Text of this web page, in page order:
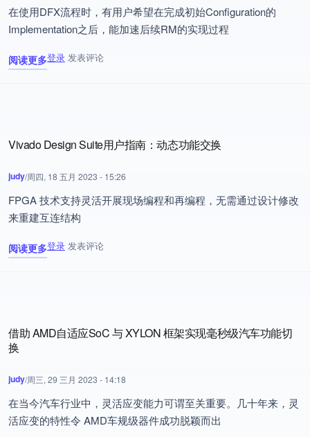
在使用DFX流程时，有用户希望在完成初始Configuration的
Implementation之后，能加速后续RM的实现过程
阅读更多
关于 如何使用DFX的Abstract Shell Flow
登录 发表评论
Vivado Design Suite用户指南：动态功能交换
judy/周四, 18 五月 2023 - 15:26
FPGA 技术支持灵活开展现场编程和再编程，无需通过设计修改
来重建互连结构
阅读更多
关于 Vivado Design Suite用户指南：动态功能交换
登录 发表评论
借助 AMD自适应SoC 与 XYLON 框架实现毫秒级汽车功能切
换
judy/周三, 29 三月 2023 - 14:18
在当今汽车行业中，灵活应变能力可谓至关重要。几十年来，灵
活应变的特性令 AMD车规级器件成功脱颖而出